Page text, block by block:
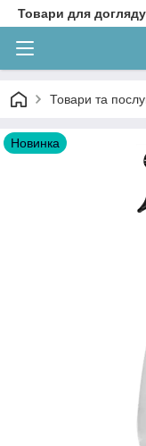
Товари для
Товари та
Новинка